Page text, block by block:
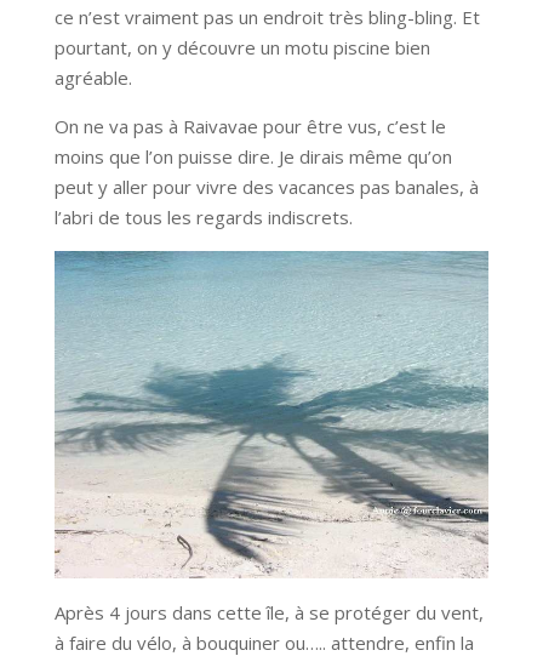
ce n’est vraiment pas un endroit très bling-bling. Et
pourtant, on y découvre un motu piscine bien
agréable.
On ne va pas à Raivavae pour être vus, c’est le
moins que l’on puisse dire. Je dirais même qu’on
peut y aller pour vivre des vacances pas banales, à
l’abri de tous les regards indiscrets.
Après 4 jours dans cette île, à se protéger du vent,
à faire du vélo, à bouquiner ou….. attendre, enfin la